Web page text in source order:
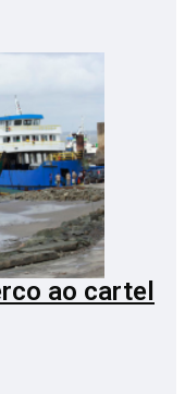
ao cartel